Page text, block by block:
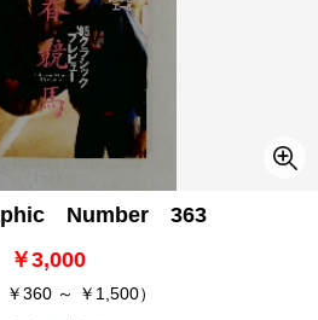
Number 363
￥3,000
￥360 ～ ￥1,500）